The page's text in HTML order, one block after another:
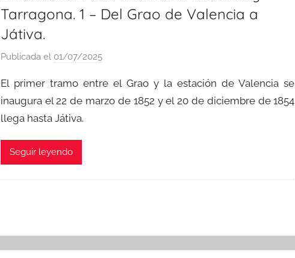
Tarragona. 1 – Del Grao de Valencia a
Játiva.
Publicada el 01/07/2025p
r
a
El primer tramo entre el Grao y la estación de Valencia se
inaugura el 22 de marzo de 1852 y el 20 de diciembre de 1854
llega hasta Játiva.
Seguir leyendo